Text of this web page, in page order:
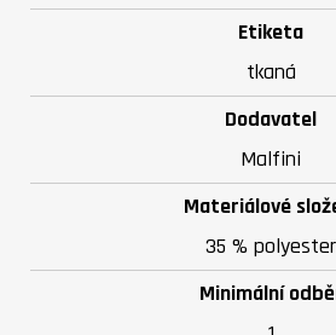
Etiketa
tkaná
Dodavatel
Malfini
Materiálové
35 % polyester
Minimální